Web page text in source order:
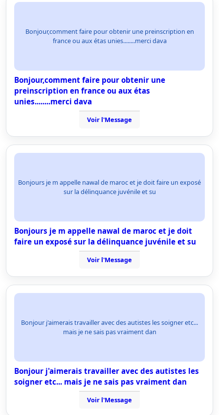
Bonjour,comment faire pour obtenir une preinscription en
france ou aux étas unies........merci dava
Bonjour,comment faire pour obtenir une
preinscription en france ou aux étas
unies........merci dava
Voir l'Message
Bonjours je m appelle nawal de maroc et je doit faire un exposé
sur la délinquance juvénile et su
Bonjours je m appelle nawal de maroc et je doit
faire un exposé sur la délinquance juvénile et su
Voir l'Message
Bonjour j'aimerais travailler avec des autistes les soigner etc...
mais je ne sais pas vraiment dan
Bonjour j'aimerais travailler avec des autistes les
soigner etc... mais je ne sais pas vraiment dan
Voir l'Message